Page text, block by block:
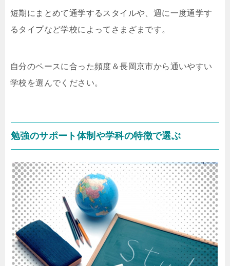
短期にまとめて通学するスタイルや、週に一度通学す
るタイプなど学校によってさまざまです。
自分のペースに合った頻度＆長岡京市から通いやすい
学校を選んでください。
勉強のサポート体制や学科の特徴で選ぶ